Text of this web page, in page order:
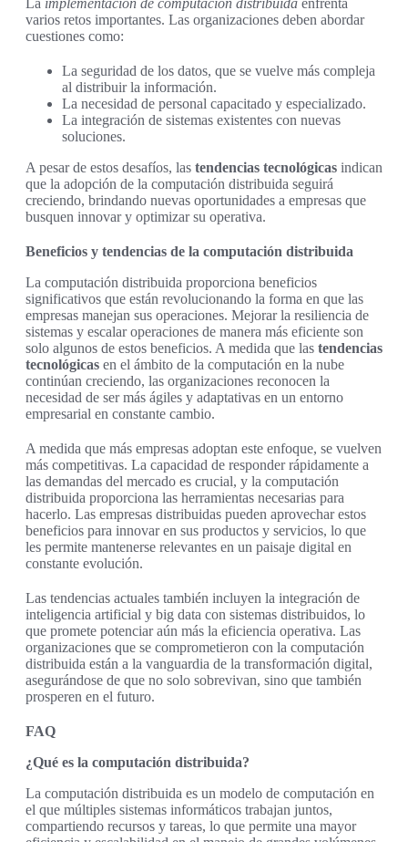
varios retos importantes. Las organizaciones deben abordar
cuestiones como:
La seguridad de los datos, que se vuelve más compleja
al distribuir la información.
La necesidad de personal capacitado y especializado.
La integración de sistemas existentes con nuevas
soluciones.
A pesar de estos desafíos, las tendencias tecnológicas indican
que la adopción de la computación distribuida seguirá
creciendo, brindando nuevas oportunidades a empresas que
busquen innovar y optimizar su operativa.
Beneficios y tendencias de la computación distribuida
La computación distribuida proporciona beneficios
significativos que están revolucionando la forma en que las
empresas manejan sus operaciones. Mejorar la resiliencia de
sistemas y escalar operaciones de manera más eficiente son
solo algunos de estos beneficios. A medida que las tendencias
tecnológicas en el ámbito de la computación en la nube
continúan creciendo, las organizaciones reconocen la
necesidad de ser más ágiles y adaptativas en un entorno
empresarial en constante cambio.
A medida que más empresas adoptan este enfoque, se vuelven
más competitivas. La capacidad de responder rápidamente a
las demandas del mercado es crucial, y la computación
distribuida proporciona las herramientas necesarias para
hacerlo. Las empresas distribuidas pueden aprovechar estos
beneficios para innovar en sus productos y servicios, lo que
les permite mantenerse relevantes en un paisaje digital en
constante evolución.
Las tendencias actuales también incluyen la integración de
inteligencia artificial y big data con sistemas distribuidos, lo
que promete potenciar aún más la eficiencia operativa. Las
organizaciones que se comprometieron con la computación
distribuida están a la vanguardia de la transformación digital,
asegurándose de que no solo sobrevivan, sino que también
prosperen en el futuro.
FAQ
¿Qué es la computación distribuida?
La computación distribuida es un modelo de computación en
el que múltiples sistemas informáticos trabajan juntos,
compartiendo recursos y tareas, lo que permite una mayor